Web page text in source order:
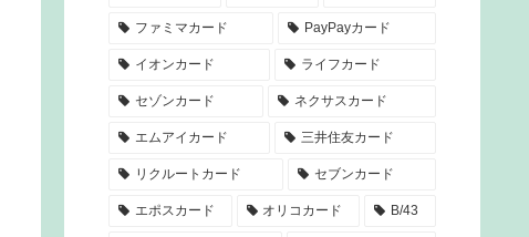
ファミマカード PayPayカード
イオンカード ライフカード
セゾンカード ネクサスカード
エムアイカード 三井住友カード
リクルートカード セブンカード
エポスカード オリコカード B/43